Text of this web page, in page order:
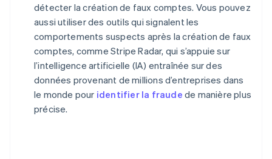
détecter la création de faux comptes. Vous pouvez
aussi utiliser des outils qui signalent les
comportements suspects après la création de faux
comptes, comme Stripe Radar, qui s’appuie sur
l’intelligence artificielle (IA) entraînée sur des
données provenant de millions d’entreprises dans
le monde pour identifier la fraude de manière plus
précise.